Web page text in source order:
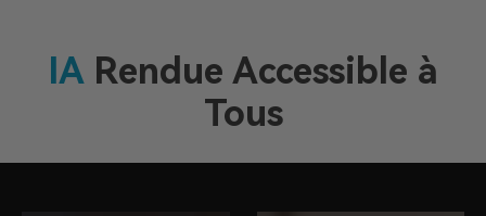
IA Rendue Accessible à
Tous